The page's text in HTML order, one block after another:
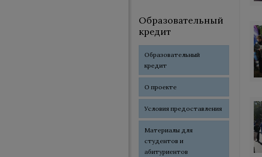
Образовательный
кредит
Образовательный
кредит
О проекте
Условия предоставления
Материалы для
студентов и
абитуриентов